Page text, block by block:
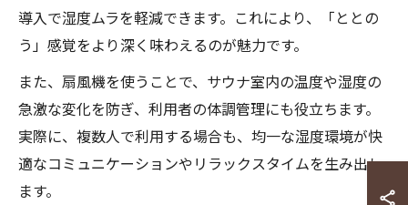
導入で湿度ムラを軽減できます。これにより、「ととの
う」感覚をより深く味わえるのが魅力です。
また、扇風機を使うことで、サウナ室内の温度や湿度の
急激な変化を防ぎ、利用者の体調管理にも役立ちます。
実際に、複数人で利用する場合も、均一な湿度環境が快
適なコミュニケーションやリラックスタイムを生み出し
ます。